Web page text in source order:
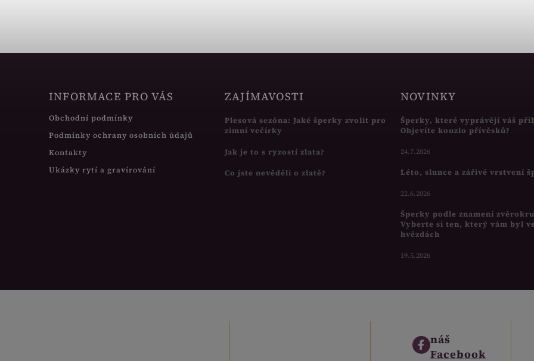
INFORMACE PRO VÁS
Obchodní podmínky
Podmínky ochrany osobních údajů
Kontakty
Ukázky rytí a gravírování
ZAJÍMAVOSTI
Plesová sezóna: Jaké šperky zvolit pro
zimní večírky
Jak je to s ryzostí zlata?
Co jste nevěděli o zlatě?
NOVINKY
Šperky, které vyprávějí váš
Objevíte kouzlo přívěsků?
24.7.2026
Léto, slunce a zářivé vrstvení
22.6.2026
Šperky podle znamení
Vyberte si ten, který vám byl
hvězdách
19.5.2026
náš
Facebook